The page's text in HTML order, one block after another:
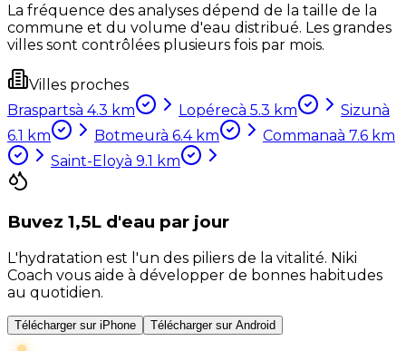
La fréquence des analyses dépend de la taille de la
commune et du volume d'eau distribué. Les grandes
villes sont contrôlées plusieurs fois par mois.
Villes proches
Braspartsà 4.3 km Lopérecà 5.3 km Sizunà
6.1 km Botmeurà 6.4km Commanaà 7.6 km
Saint-Eloyà 9.1 km
Buvez 1,5L d'eau par jour
L'hydratation est l'un des piliers de la vitalité. Niki
Coach vous aide à développer de bonnes habitudes
au quotidien.
Télécharger sur iPhone Télécharger sur Android